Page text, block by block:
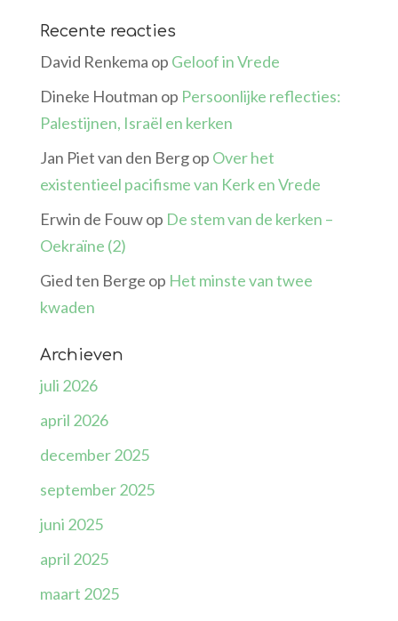
Recente reacties
David Renkema op Geloof in Vrede
Dineke Houtman op Persoonlijke reflecties:
Palestijnen, Israël en kerken
Jan Piet van den Bergop Over het
existentieel pacifisme van Kerk en Vrede
Erwin de Fouwop De stem van de kerken –
Oekraïne (2)
Gied ten Berge op Het minste van twee
kwaden
Archieven
juli 2026
april 2026
december 2025
september 2025
juni 2025
april 2025
maart 2025